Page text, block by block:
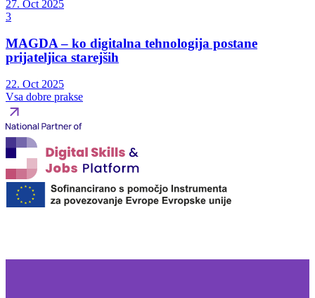
27. Oct 2025
3
MAGDA – ko digitalna tehnologija postane
prijateljica starejših
22. Oct 2025
Vsa dobre prakse